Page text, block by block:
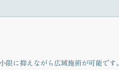
に抑えながら広域施術が可能です。